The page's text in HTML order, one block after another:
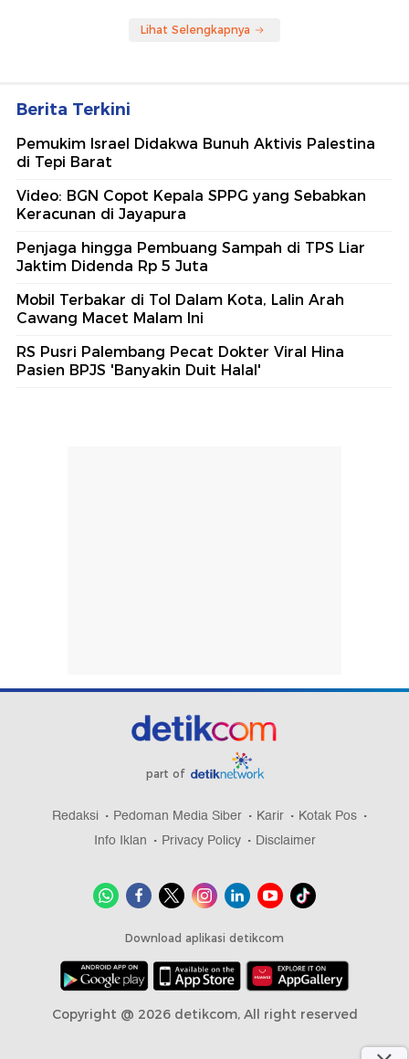
Lihat Selengkapnya
Berita Terkini
Pemukim Israel Didakwa Bunuh Aktivis Palestina
di Tepi Barat
Video: BGN Copot Kepala SPPG yang Sebabkan
Keracunan di Jayapura
Penjaga hingga Pembuang Sampah di TPS Liar
Jaktim Didenda Rp 5 Juta
Mobil Terbakar di Tol Dalam Kota, Lalin Arah
Cawang Macet Malam Ini
RS Pusri Palembang Pecat Dokter Viral Hina
Pasien BPJS 'Banyakin Duit Halal'
part of
Redaksi Pedoman Media Siber Karir
Kotak Pos
Info Iklan
Privacy Policy Disclaimer
Download aplikasi detikcom
Copyright @ 2026 detikcom, All right reserved